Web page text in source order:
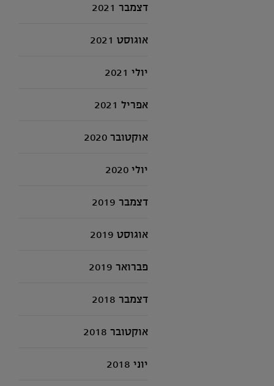
דצמבר 2021
אוגוסט 2021
יולי 2021
אפריל 2021
אוקטובר 2020
יולי 2020
דצמבר 2019
אוגוסט 2019
פברואר 2019
דצמבר 2018
אוקטובר 2018
יוני 2018